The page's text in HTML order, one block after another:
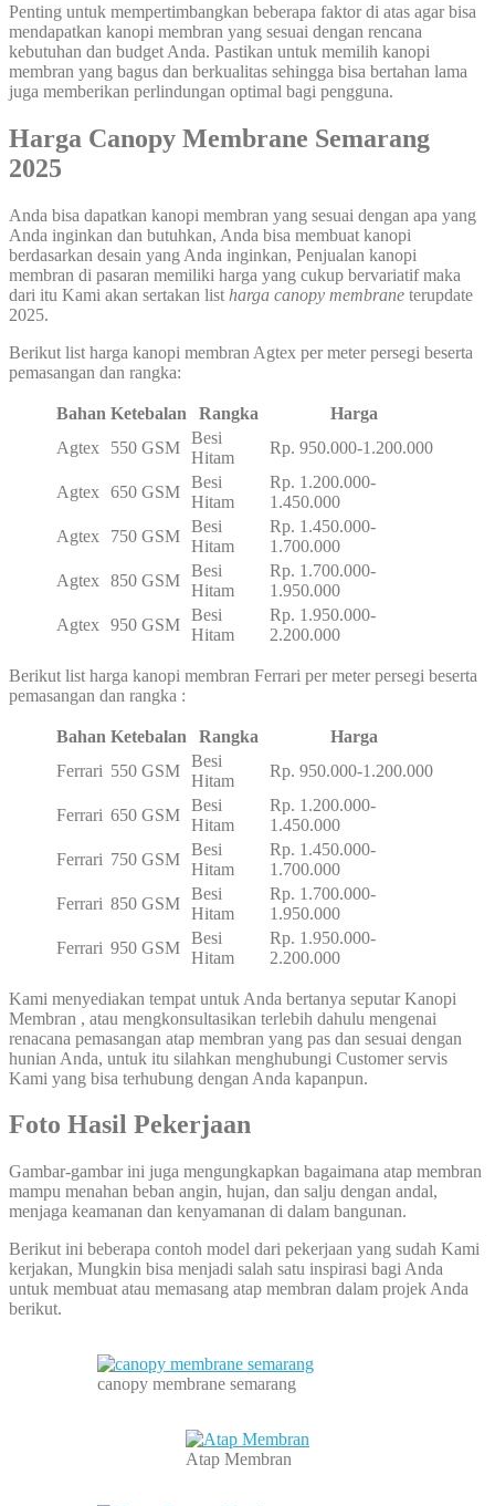
Penting untuk mempertimbangkan beberapa faktor di atas agar bisa
mendapatkan kanopi membran yang sesuai dengan rencana
kebutuhan dan budget Anda. Pastikan untuk memilih kanopi
membran yang bagus dan berkualitas sehingga bisa bertahan lama
juga memberikan perlindungan optimal bagi pengguna.
Harga Canopy Membrane Semarang
2025
Anda bisa dapatkan kanopi membran yang sesuai dengan apa yang
Anda inginkan dan butuhkan, Anda bisa membuat kanopi
berdasarkan desain yang Anda inginkan, Penjualan kanopi
membran di pasaran memiliki harga yang cukup bervariatif maka
dari itu Kami akan sertakan list harga canopy membrane terupdate
2025.
Berikut list harga kanopi membran Agtex per meter persegi beserta
pemasangan dan rangka:
Bahan Ketebalan Rangka
Harga
Agtex
550 GSM
Besi
Hitam
Rp. 950.000-1.200.000
Agtex 650 GSM
Besi
Hitam
Rp. 1.200.000-
1.450.000
Agtex
750 GSM
Besi
Hitam
Rp. 1.450.000-
1.700.000
Agtex
850 GSM
Besi
Hitam
Rp. 1.700.000-
1.950.000
Agtex
950 GSM
Besi
Hitam
Rp. 1.950.000-
2.200.000
Berikut list harga kanopi membran Ferrari per meter persegi beserta
pemasangan dan rangka :
Bahan Ketebalan Rangka
Harga
Ferrari 550 GSM
Besi
Hitam
Rp. 950.000-1.200.000
Ferrari 650 GSM
Besi
Hitam
Rp. 1.200.000-
1.450.000
Ferrari 750 GSM
Besi
Hitam
Rp. 1.450.000-
1.700.000
Ferrari 850 GSM
Besi
Hitam
Rp. 1.700.000-
1.950.000
Ferrari 950 GSM
Besi
Hitam
Rp. 1.950.000-
2.200.000
Kami menyediakan tempat untuk Anda bertanya seputar Kanopi
Membran , atau mengkonsultasikan terlebih dahulu mengenai
renacana pemasangan atap membran yang pas dan sesuai dengan
hunian Anda, untuk itu silahkan menghubungi Customer servis
Kami yang bisa terhubung dengan Anda kapanpun.
Foto Hasil Pekerjaan
Gambar-gambar ini juga mengungkapkan bagaimana atap membran
mampu menahan beban angin, hujan, dan salju dengan andal,
menjaga keamanan dan kenyamanan di dalam bangunan.
Berikut ini beberapa contoh model dari pekerjaan yang sudah Kami
kerjakan, Mungkin bisa menjadi salah satu inspirasi bagi Anda
untuk membuat atau memasang atap membran dalam projek Anda
berikut.
canopy membrane semarang
Atap Membran